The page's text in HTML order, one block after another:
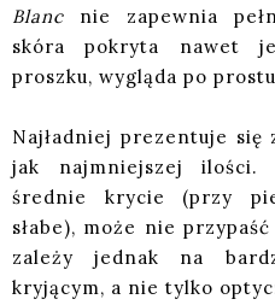
Blanc nie zapewnia
skóra pokryta nawet
proszku, wygląda po
Najładniej prezentuje się
jak najmniejszej
średnie krycie (przy
słabe), może nie
zależy jednak na
kryjącym, a nie tylko